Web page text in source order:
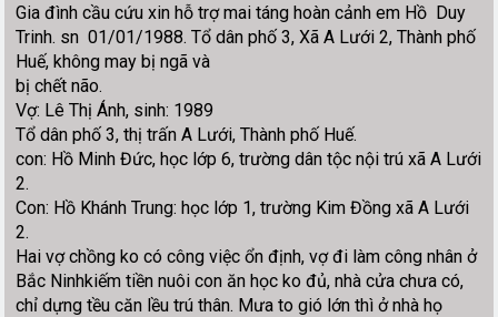
Gia đình cầu cứu xin hỗ trợ mai táng hoàn cảnh em Hồ Duy
Trinh. sn 01/01/1988. Tổ dân phố 3, Xã A Lưới 2, Thành phố
Huế, không may bị ngã và
bị chết não.
Vợ: Lê Thị Ánh, sinh: 1989
Tổ dân phố 3, thị trấn A Lưới, Thành phố Huế.
con: Hồ Minh Đức, học lớp 6, trường dân tộc nội trú xã A Lưới
2.
Con: Hồ Khánh Trung: học lớp 1, trường Kim Đồng xã A Lưới
2.
Hai vợ chồng ko có công việc ổn định, vợ đi làm công nhân ở
Bắc Ninhkiếm tiền nuôi con ăn học ko đủ, nhà cửa chưa có,
chỉ dựng tều căn lều trú thân. Mưa to gió lớn thì ở nhà họ